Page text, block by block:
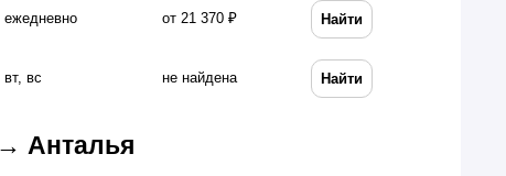
ежедневно от 21 370 ₽ Найти
вт, вс не найдена Найти
Анталья